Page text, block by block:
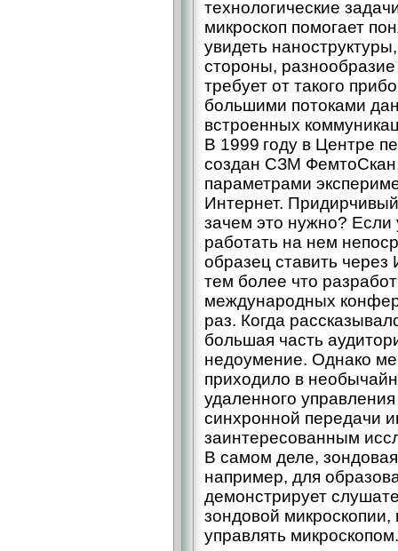
технологические
микроскоп помогает
увидеть
стороны,
требует от такого
большими потоками
встроенных
В 1999 году в Центре
создан СЗМ
параметрами
Интернет.
зачем это нужно? Если
работать на нем
образец ставить
тем более что
международных
раз. Когда
большая часть
недоумение. Однако
приходило в
удаленного
синхронной передачи
заинтересованным
В самом деле,
например, для
демонстрирует
зондовой микроскопии,
управлять